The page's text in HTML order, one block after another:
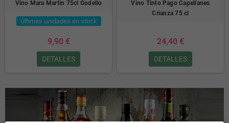
Vino Mara Martin 75cl Godello
Últimas unidades en stock
9,90 €
DETALLES
Vino Tinto Pago Capellanes
Crianza 75 cl
24,40 €
DETALLES